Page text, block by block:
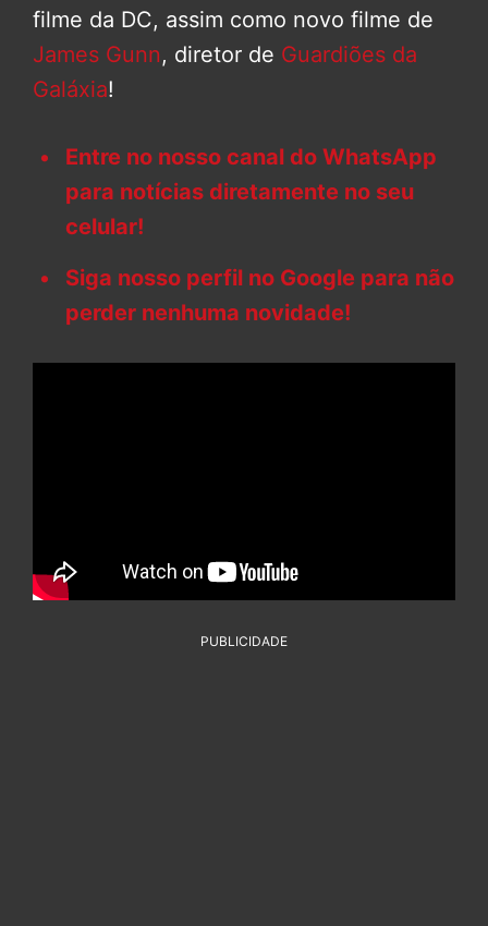
filme da DC, assim como novo filme de
James Gunn, diretor de Guardiões da
Galáxia!
Entre no nosso canal do WhatsApp
para notícias diretamente no seu
celular!
Siga nosso perfil no Google para não
perder nenhuma novidade!
PUBLICIDADE